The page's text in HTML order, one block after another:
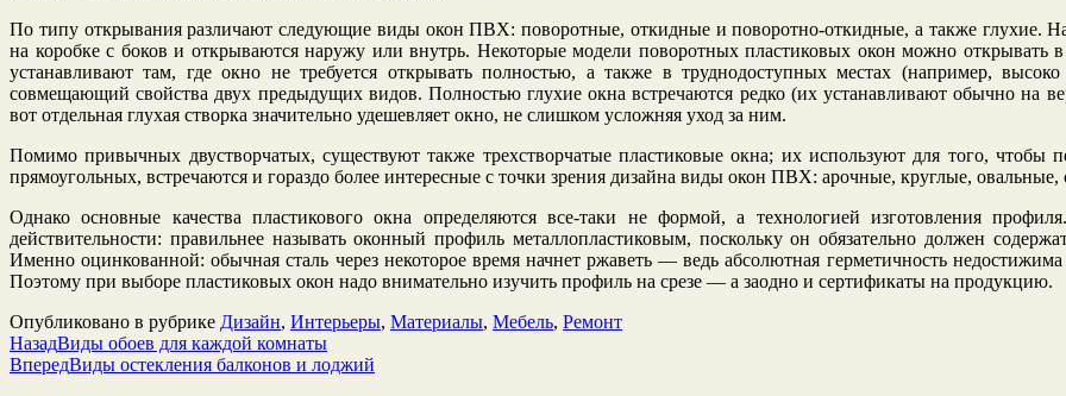
По типу открывания различают следующие виды окон ПВХ: поворотные, откидные и поворотно-откидные, а также глухие.
на коробке с боков и открываются наружу или внутрь. Некоторые модели поворотных пластиковых окон можно открывать
устанавливают там, где окно не требуется открывать полностью, а также в труднодоступных местах (например,
совмещающий свойства двух предыдущих видов. Полностью глухие окна встречаются редко (их устанавливают обычно на
вот отдельная глухая створка значительно удешевляет окно, не слишком усложняя уход за ним.
Помимо привычных двустворчатых, существуют также трехстворчатые пластиковые окна; их используют для того, чтобы
прямоугольных, встречаются и гораздо более интересные с точки зрения дизайна виды окон ПВХ: арочные, круглые, овальные,
Однако основные качества пластикового окна определяются все-таки не формой, а технологией изготовления
действительности: правильнее называть оконный профиль металлопластиковым, поскольку он обязательно должен
Именно оцинкованной: обычная сталь через некоторое время начнет ржаветь — ведь абсолютная герметичность
Поэтому при выборе пластиковых окон надо внимательно изучить профиль на срезе — а заодно и сертификаты на продукцию.
Опубликовано в рубрике Дизайн, Интерьеры, Материалы, Мебель, Ремонт
НазадВиды обоев для каждой комнаты
ВпередВиды остекления балконов и лоджий